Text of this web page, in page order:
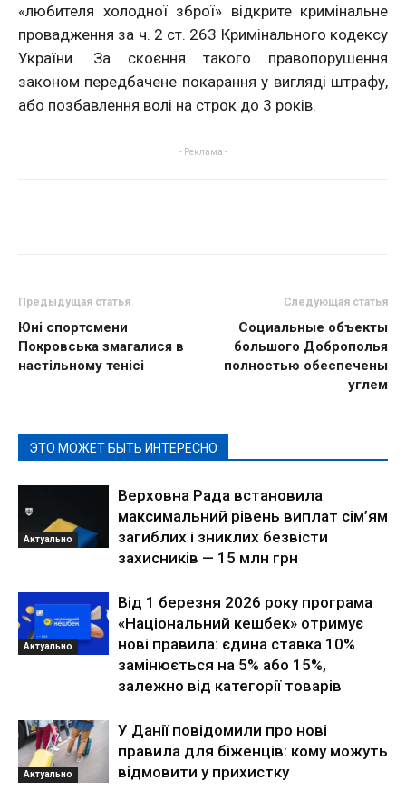
«любителя холодної зброї» відкрите кримінальне
провадження за ч. 2 ст. 263 Кримінального кодексу
України. За скоєння такого правопорушення
законом передбачене покарання у вигляді штрафу,
або позбавлення волі на строк до 3 років.
- Реклама -
Предыдущая статья
Юні спортсмени
Покровська змагалися в
настільному тенісі
Следующая статья
Социальные объекты
большого Доброполья
полностью обеспечены
углем
ЭТО МОЖЕТ БЫТЬ ИНТЕРЕСНО
Актуально
Верховна Рада встановила
максимальний рівень виплат сім’ям
загиблих і зниклих безвісти
захисників — 15 млн грн
Актуально
Від 1 березня 2026 року програма
«Національний кешбек» отримує
нові правила: єдина ставка 10%
замінюється на 5% або 15%,
залежно від категорії товарів
Актуально
У Данії повідомили про нові
правила для біженців: кому можуть
відмовити у прихистку